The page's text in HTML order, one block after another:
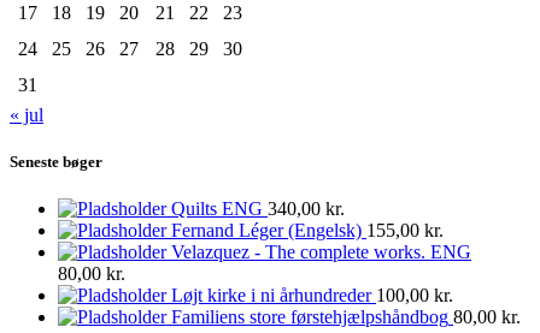
17
18 19 20 21 22
23
24
25 26 27 28 29
30
31
« jul
Seneste bøger
Quilts ENG 340,00 kr.
Fernand Léger (Engelsk) 155,00 kr.
Velazquez - The complete works. ENG
80,00 kr.
Løjt kirke i ni århundreder 100,00 kr.
Familiens store førstehjælpshåndbog 80,00 kr.